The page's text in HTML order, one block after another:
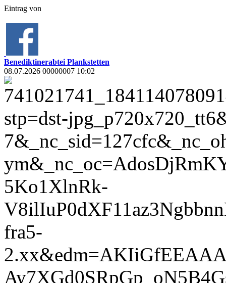
Eintrag von
Benediktinerabtei Plankstetten
08.07.2026 00000007 10:02